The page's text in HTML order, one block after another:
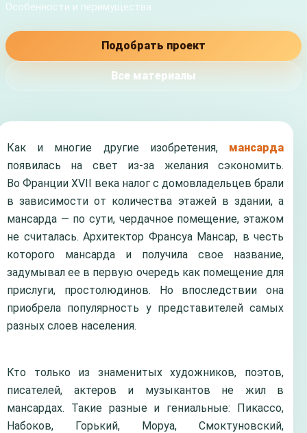
Особенности и перимущества
Подобрать проект
Все материалы
Как и многие другие изобретения, мансарда
появилась на свет из-за желания сэкономить.
Во Франции XVII века налог с домовладельцев брали
в зависимости от количества этажей в здании, а
мансарда — по сути, чердачное помещение, этажом
не считалась. Архитектор Франсуа Мансар, в честь
которого мансарда и получила свое название,
задумывал ее в первую очередь как помещение для
прислуги, простолюдинов. Но впоследствии она
приобрела популярность у представителей самых
разных слоев населения.
Кто только из знаменитых художников, поэтов,
писателей, актеров и музыкантов не жил в
мансардах. Такие разные и гениальные: Пикассо,
Набоков, Горький, Моруа, Смоктуновский,